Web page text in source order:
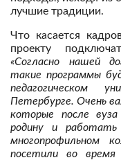
лучшие традиции.
Что касается
проекту
«Согласно нашей
такие программы
педагогическом
Петербурге. Очень
которые после
родину и
многопрофильном
посетили во